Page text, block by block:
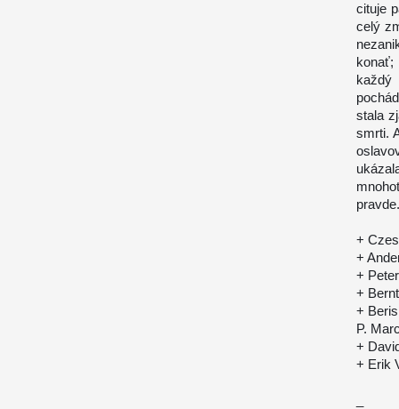
cituje
celý
konať;
každý
stala
smrti.
pravde.
+
+
+
+
+
P.
+
+ Erik